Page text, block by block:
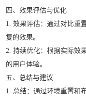
四、效果评估与优化
1. 效果评估：通过对比重
复的效果。
2. 持续优化：根据实际效
的用户体验。
五、总结与建议
1. 总结：通过环境重置和